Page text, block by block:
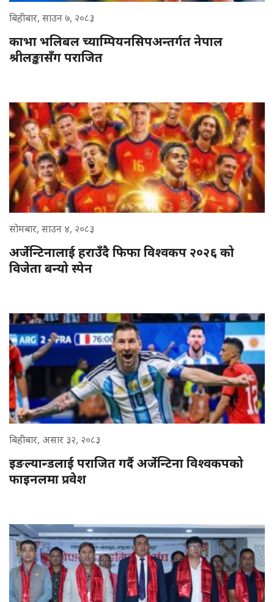
बिहीबार, साउन ७, २०८३
काभा भलिबल च्याम्पियनसिपअन्तर्गत नेपाल
श्रीलङ्कासँग पराजित
सोमबार, साउन ४, २०८३
अर्जेन्टिनालाई हराउँदै फिफा विश्वकप २०२६ को
विजेता बन्यो स्पेन
बिहीबार, असार ३२, २०८३
इङल्यान्डलाई पराजित गर्दै अर्जेन्टिना विश्वकपको
फाइनलमा प्रवेश